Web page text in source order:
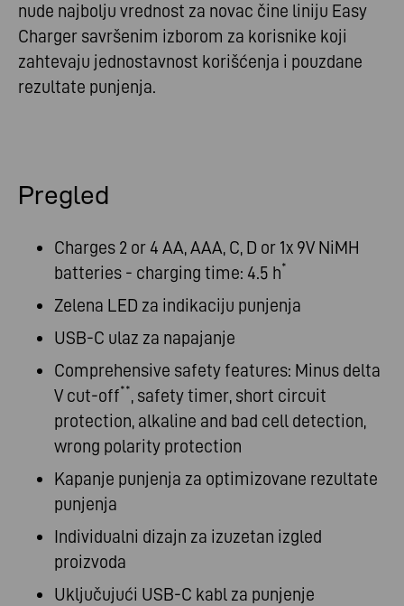
nude najbolju vrednost za novac čine liniju Easy
Charger savršenim izborom za korisnike koji
zahtevaju jednostavnost korišćenja i pouzdane
rezultate punjenja.
Pregled
Charges 2 or 4 AA, AAA, C, D or 1x 9V NiMH
batteries - charging time: 4.5 h*
Zelena LED za indikaciju punjenja
USB-C ulaz za napajanje
Comprehensive safety features: Minus delta
V cut-off**, safety timer, short circuit
protection, alkaline and bad cell detection,
wrong polarity protection
Kapanje punjenja za optimizovane rezultate
punjenja
Individualni dizajn za izuzetan izgled
proizvoda
Uključujući USB-C kabl za punjenje